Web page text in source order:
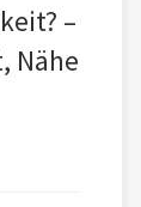
–
Nähe